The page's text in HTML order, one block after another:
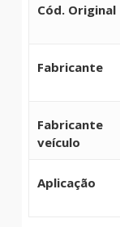
Cód. Original
Fabricante
Fabricante
veículo
Aplicação